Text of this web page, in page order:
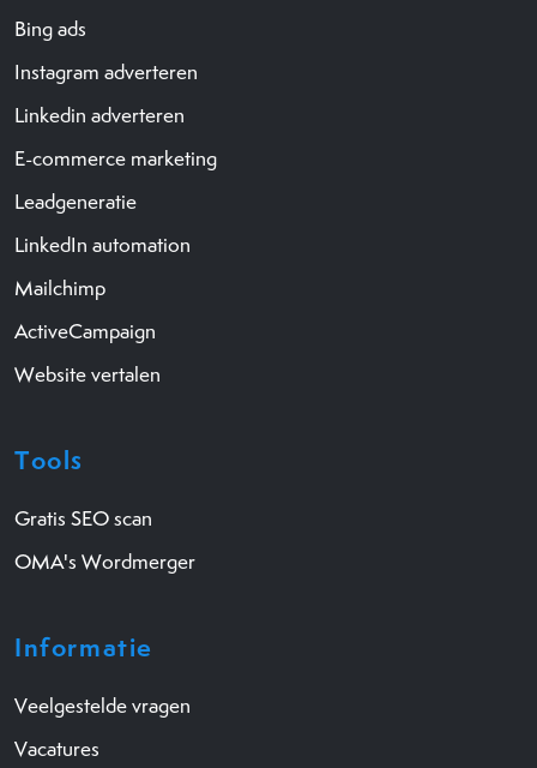
Bing ads
Instagram adverteren
Linkedin adverteren
E-commerce marketing
Leadgeneratie
LinkedIn automation
Mailchimp
ActiveCampaign
Website vertalen
Tools
Gratis SEO scan
OMA's Wordmerger
Informatie
Veelgestelde vragen
Vacatures